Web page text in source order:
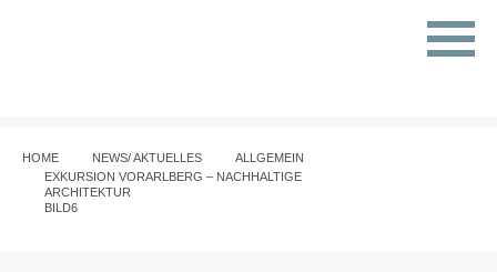
HOME NEWS/ AKTUELLES
ALLGEMEIN
EXKURSION VORARLBERG – NACHHALTIGE
ARCHITEKTUR
BILD6